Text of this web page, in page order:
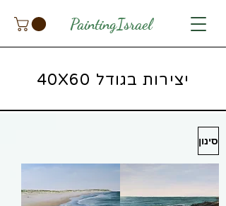
PaintingIsrael
יצירות בגודל 40X60
סינון